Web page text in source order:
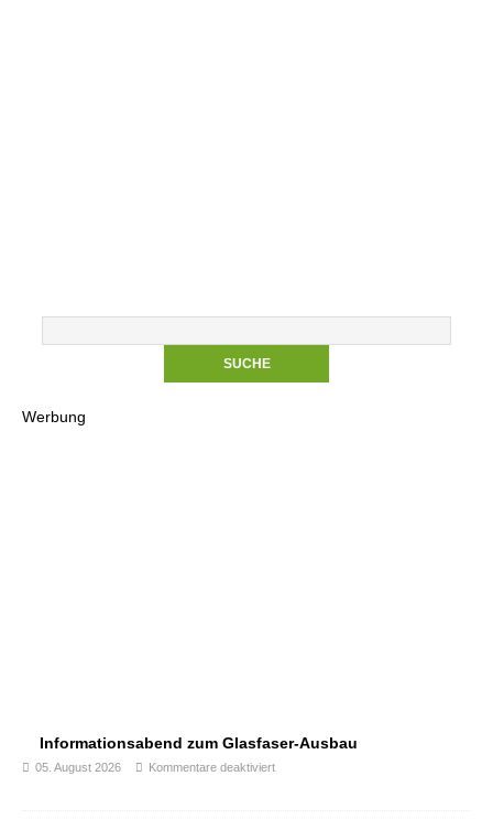
Werbung
Informationsabend zum Glasfaser-Ausbau
05. August 2026 Kommentare deaktiviert